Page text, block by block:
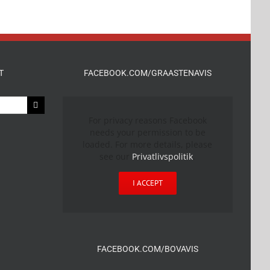
FACEBOOK.COM/GRAASTENAVIS
Privatlivspolitik
I ACCEPT
FACEBOOK.COM/BOVAVIS